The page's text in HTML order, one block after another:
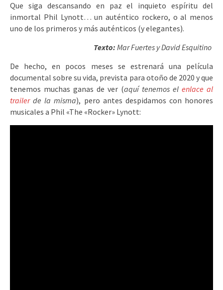
Que siga descansando en paz el inquieto espíritu del
inmortal Phil Lynott… un auténtico rockero, o al menos
uno de los primeros y más auténticos (y elegantes).
Texto: Mar Fuertes y David Esquitino
De hecho, en pocos meses se estrenará una película
documental sobre su vida, prevista para otoño de 2020 y que
tenemos muchas ganas de ver (aquí tenemos el enlace al
trailerde la misma), pero antes despidamos con honores
musicales a Phil «The «Rocker» Lynott: